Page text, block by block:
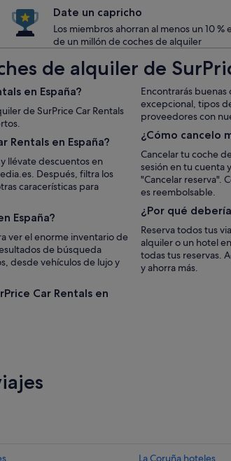
Date un capricho
Los miembros ahorran al menos un 10 %
de un millón de coches de alquiler
de alquiler de
en España?
de SurPrice Car Rentals
Rentals en España?
llévate descuentos en
Después, filtra los
caracerísticas para
España?
ver el enorme inventario de
de búsqueda
desde vehículos de lujo y
Car Rentals en
Encontrarás buenas
excepcional, tipos
proveedores con
¿Cómo cancelo
Cancelar tu coche
sesión en tu cuenta
"Cancelar reserva".
es reembolsable.
¿Por qué
Reserva todos tus
alquiler o un hotel
todas tus reservas.
y ahorra más.
La Coruña hoteles